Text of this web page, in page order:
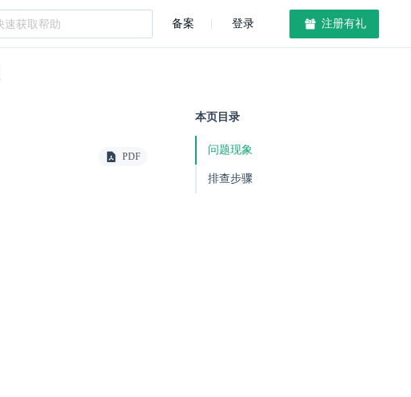
备案 登录 注册有礼
PDF
本页目录
问题现象
排查步骤